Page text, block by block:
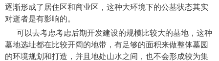
逐渐形成了居住区和商业区，这种大环境下的公墓状态其实
对逝者是有影响的。
可以去考虑考虑后期开发建设的规模比较大的墓地，这种
墓地选址都在比较开阔的地带，有足够的面积来做整体墓园
的环境规划和打造，并且地处山水之间，也不会形成较为集